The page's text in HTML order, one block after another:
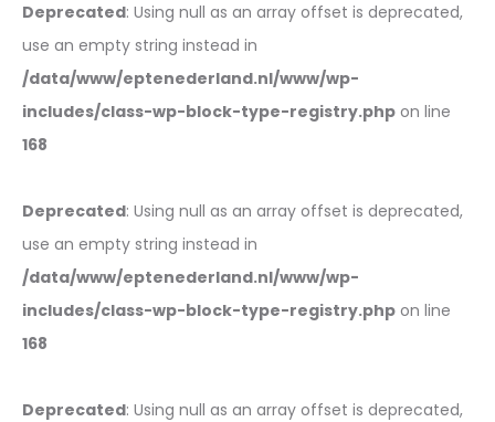
Deprecated: Using null as an array offset is deprecated,
use an empty string instead in
/data/www/eptenederland.nl/www/wp-
includes/class-wp-block-type-registry.php on line
168
Deprecated: Using null as an array offset is deprecated,
use an empty string instead in
/data/www/eptenederland.nl/www/wp-
includes/class-wp-block-type-registry.php on line
168
Deprecated: Using null as an array offset is deprecated,